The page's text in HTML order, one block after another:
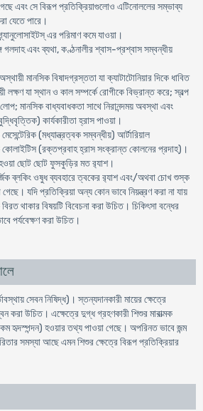
এবং সে বিরূপ প্রতিক্রিয়াগুলােও এটিনোললের সম্ভাব্য
যেতে পারে।
এর পরিমাণ কমে যাওয়া।
এবং ব্যথা, কণ্ঠনালীর শ্বাস-প্রশ্বাস সম্বন্ধীয়
মানসিক বিষাদগ্রস্ততা যা ক্যাটাটোনিয়ার দিকে ধাবিত
যা স্থান ও কাল সম্পর্কে রােগীকে বিভ্রান্ত করে; স্বল্প
মানসিক বাধ্যবাধকতা সাথে নিরানন্দময় অবস্থা এবং
কার্যকারীতা হ্রাস পাওয়া।
(মধ্যান্ত্রত্বক সম্বন্ধীয়) আর্টারিয়াল
(রক্তপ্রবাহ হ্রাস সংক্রান্ত কোলনের প্রদাহ)।
ছােট ছােট ফুসকুড়ির মত র‍্যাশ।
ব্লকিং ওষুধ ব্যবহারে ত্বকের র‍্যাশ এবং/অথবা চোখ শুস্ক
যদি প্রতিক্রিয়া অন্য কোন ভাবে নিয়ন্ত্রণ করা না যায়
থাকার বিষয়টি বিবেচনা করা উচিত। চিকিৎসা বন্ধের
পর্যবেক্ষণ করা উচিত।
সেবন নিষিদ্ধ)। স্তন্যদানকারী মায়ের ক্ষেত্রে
করা উচিত। এক্ষেত্রে দুগ্ধ গ্রহণকারী শিশুর মারাত্মক
কম হৃদস্পন্দন) হওয়ার তথ্য পাওয়া গেছে। অপরিনত ভাবে জন্ম
সমস্যা আছে এমন শিশুর ক্ষেত্রে বিরূপ প্রতিক্রিয়ার